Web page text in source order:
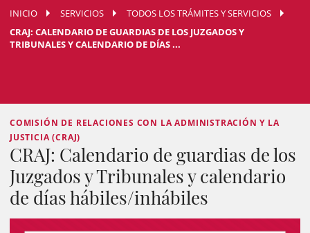
INICIO SERVICIOS
TODOS LOS TRÁMITES Y SERVICIOS
CRAJ: CALENDARIO DE GUARDIAS DE LOS JUZGADOS Y
TRIBUNALES Y CALENDARIO DE DÍAS ...
COMISIÓN DE RELACIONES CON LA ADMINISTRACIÓN Y LA
JUSTICIA (CRAJ)
CRAJ: Calendario de guardias de los
Juzgados y Tribunales y calendario
de días hábiles/inhábiles